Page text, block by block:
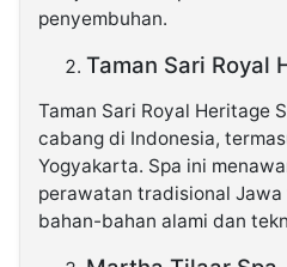
penyembuhan.
Taman Sari Royal
Taman Sari Royal Heritage
cabang di Indonesia,
Yogyakarta. Spa ini
perawatan tradisional Jawa
bahan-bahan alami dan